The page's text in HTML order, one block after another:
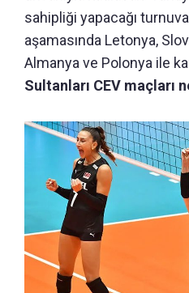
sahipliği yapacağı
aşamasında Letonya,
Almanya ve Polonya ile
Sultanları CEV maçları